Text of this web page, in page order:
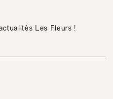
Les Fleurs !